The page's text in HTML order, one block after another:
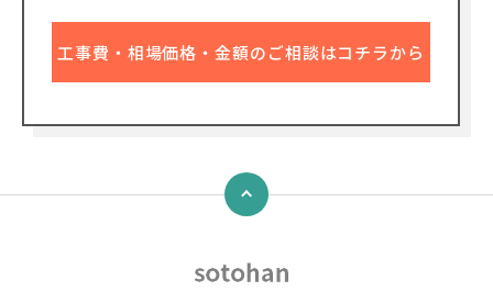
工事費・相場価格・金額のご相談はコチラから
↑